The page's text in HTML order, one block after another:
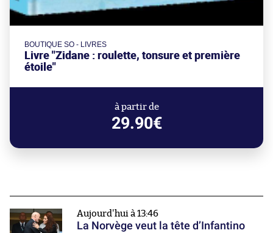
BOUTIQUE SO - LIVRES
Livre "Zidane : roulette, tonsure et première
étoile"
à partir de
29.90€
Aujourd'hui à 13:46
La Norvège veut la tête d’Infantino